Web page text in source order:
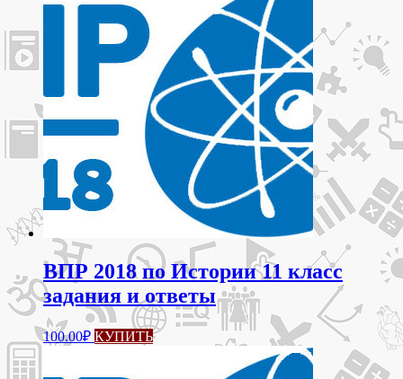
ВПР 2018 по Истории 11 класс
задания и ответы
100.00₽ КУПИТЬ